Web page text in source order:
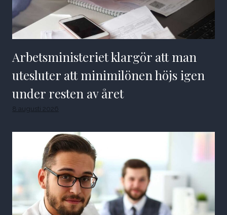
Arbetsministeriet klargör att man
utesluter att minimilönen höjs igen
under resten av året
8 augusti 2026